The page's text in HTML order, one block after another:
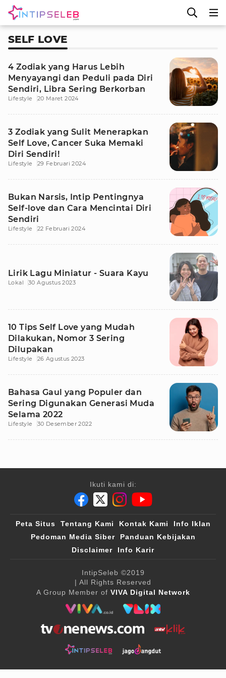
SELF LOVE
4 Zodiak yang Harus Lebih
Menyayangi dan Peduli pada Diri
Sendiri, Libra Sering Berkorban
Lifestyle 20 Maret 2024
3 Zodiak yang Sulit Menerapkan
Self Love, Cancer Suka Memaki
Diri Sendiri!
Lifestyle 29 Februari 2024
Bukan Narsis, Intip Pentingnya
Self-love dan Cara Mencintai Diri
Sendiri
Lifestyle 22 Februari 2024
Lirik Lagu Miniatur - Suara Kayu
Lokal 30 Agustus 2023
10 Tips Self Love yang Mudah
Dilakukan, Nomor 3 Sering
Dilupakan
Lifestyle 26 Agustus 2023
Bahasa Gaul yang Populer dan
Sering Digunakan Generasi Muda
Selama 2022
Lifestyle 30 Desember 2022
Ikuti kami di:
Peta Situs Tentang Kami Kontak Kami
Info Iklan
Pedoman Media Siber
Panduan Kebijakan
Disclaimer
Info Karir
IntipSeleb ©2019
| All Rights Reserved
A Group Member of VIVA Digital Network